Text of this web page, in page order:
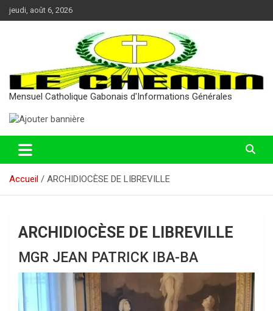
Aller
au
jeudi, août 6, 2026
Mensuel Catholique Gabonais d'Informations Générales
Accueil ARCHIDIOCÈSE DE LIBREVILLE
ARCHIDIOCÈSE DE LIBREVILLE
MGR JEAN PATRICK IBA-BA